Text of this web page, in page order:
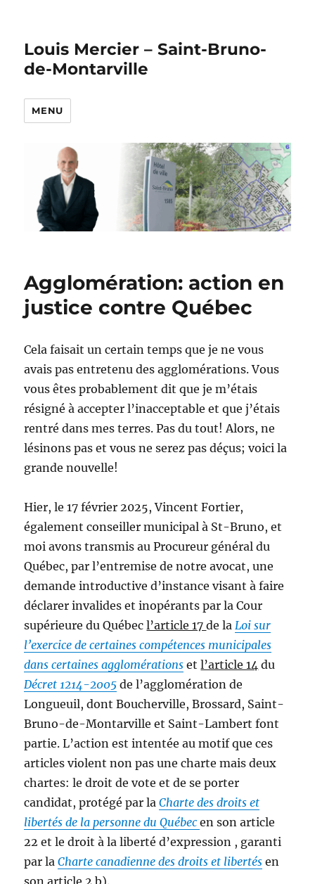
Louis Mercier – Saint-Bruno-
de-Montarville
MENU
Agglomération: action en
justice contre Québec
Cela faisait un certain temps que je ne vous
avais pas entretenu des agglomérations. Vous
vous êtes probablement dit que je m’étais
résigné à accepter l’inacceptable et que j’étais
rentré dans mes terres. Pas du tout! Alors, ne
lésinons pas et vous ne serez pas déçus; voici la
grande nouvelle!
Hier, le 17 février 2025, Vincent Fortier,
également conseiller municipal à St-Bruno, et
moi avons transmis au Procureur général du
Québec, par l’entremise de notre avocat, une
demande introductive d’instance visant à faire
déclarer invalides et inopérants par la Cour
supérieure du Québecl’article 17de la Loi sur
l’exercice de certaines compétences municipales
dans certaines agglomérations etl’article 14 du
Décret 1214-2005 de l’agglomération de
Longueuil, dont Boucherville, Brossard, Saint-
Bruno-de-Montarville et Saint-Lambert font
partie. L’action est intentée au motif que ces
articles violent non pas une charte mais deux
chartes: le droit de vote et de se porter
candidat, protégé par laCharte des droits et
libertés de la personne du Québec en son article
22 et le droit à la liberté d’expression , garanti
par laCharte canadienne des droits et libertés en
son article 2 b).